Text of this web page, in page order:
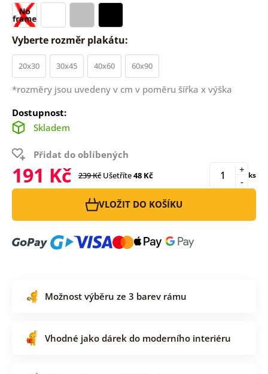
Vyberte rozměr plakátu:
20x30 30x45 40x60 60x90
*rozměry jsou uvedeny v cm v poměru šířka x výška
Dostupnost:
Skladem
Přidat do oblíbených
191 Kč 239 Kč Ušetříte48 Kč -
+ ks
VLOŽIT DO KOŠÍKU
Možnost výběru ze 3 barev rámu
Vhodné jako dárek do moderního interiéru